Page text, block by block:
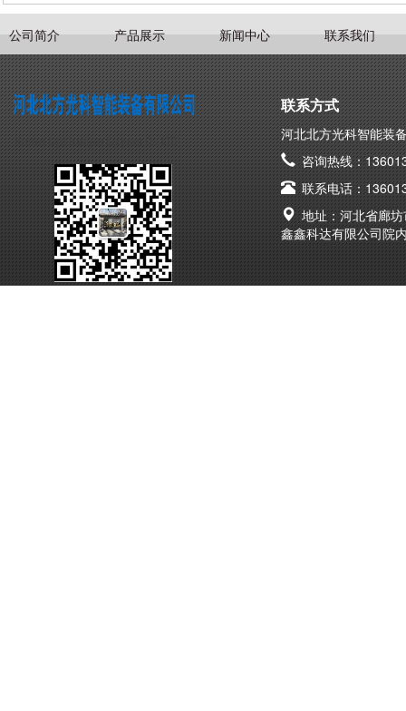
词
力医
公司简介
产品展示 新闻中心 联系我们
联系方式
河北北方光科智能装
咨询热线：
联系电话：
地址：河北省廊
鑫鑫科达有限公司院